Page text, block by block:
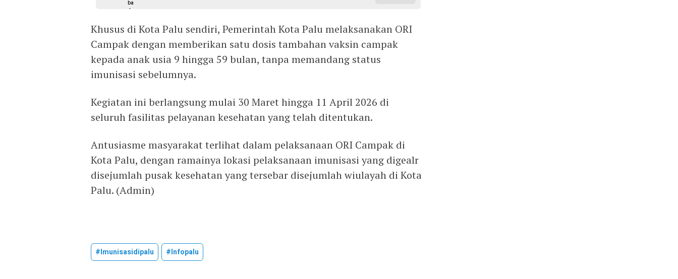
Khusus di Kota Palu sendiri, Pemerintah Kota Palu melaksanakan ORI
Campak dengan memberikan satu dosis tambahan vaksin campak
kepada anak usia 9 hingga 59 bulan, tanpa memandang status
imunisasi sebelumnya.
Kegiatan ini berlangsung mulai 30 Maret hingga 11 April 2026 di
seluruh fasilitas pelayanan kesehatan yang telah ditentukan.
Antusiasme masyarakat terlihat dalam pelaksanaan ORI Campak di
Kota Palu, dengan ramainya lokasi pelaksanaan imunisasi yang digealr
disejumlah pusak kesehatan yang tersebar disejumlah wiulayah di Kota
Palu. (Admin)
#imunisasidipalu #infopalu